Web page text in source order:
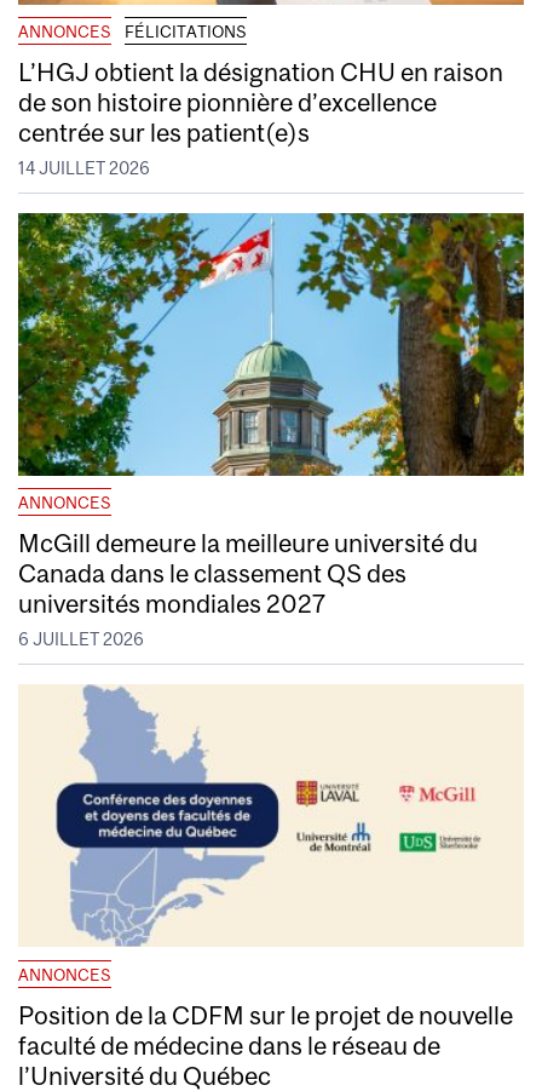
ANNONCES FÉLICITATIONS
L’HGJ obtient la désignation CHU en raison
de son histoire pionnière d’excellence
centrée sur les patient(e)s
14 JUILLET 2026
ANNONCES
McGill demeure la meilleure université du
Canada dans le classement QS des
universités mondiales 2027
6 JUILLET 2026
ANNONCES
Position de la CDFM sur le projet de nouvelle
faculté de médecine dans le réseau de
l’Université du Québec